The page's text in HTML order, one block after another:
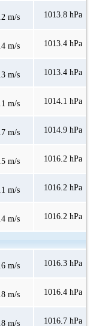
m/s 1013.8 hPa
m/s 1013.4 hPa
m/s 1013.4 hPa
m/s 1014.1 hPa
m/s 1014.9 hPa
m/s 1016.2 hPa
m/s 1016.2 hPa
m/s 1016.2 hPa
m/s 1016.3 hPa
m/s 1016.4 hPa
m/s 1016.7 hPa